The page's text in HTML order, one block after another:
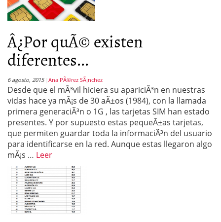
Â¿Por quÃ© existen
diferentes...
6 agosto, 2015 Ana PÃ©rez SÃ¡nchez
Desde que el mÃ³vil hiciera su apariciÃ³n en nuestras
vidas hace ya mÃ¡s de 30 aÃ±os (1984), con la llamada
primera generaciÃ³n o 1G , las tarjetas SIM han estado
presentes. Y por supuesto estas pequeÃ±as tarjetas,
que permiten guardar toda la informaciÃ³n del usuario
para identificarse en la red. Aunque estas llegaron algo
mÃ¡s … Leer